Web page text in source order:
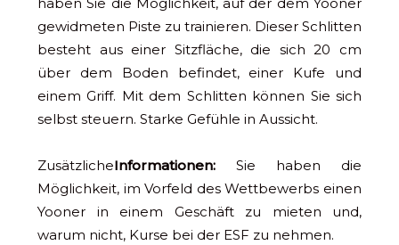
haben Sie die Möglichkeit, auf der dem Yooner
gewidmeten Piste zu trainieren. Dieser Schlitten
besteht aus einer Sitzfläche, die sich 20 cm
über dem Boden befindet, einer Kufe und
einem Griff. Mit dem Schlitten können Sie sich
selbst steuern. Starke Gefühle in Aussicht.
ZusätzlicheInformationen: Sie haben die
Möglichkeit, im Vorfeld des Wettbewerbs einen
Yooner in einem Geschäft zu mieten und,
warum nicht, Kurse bei der ESF zu nehmen.